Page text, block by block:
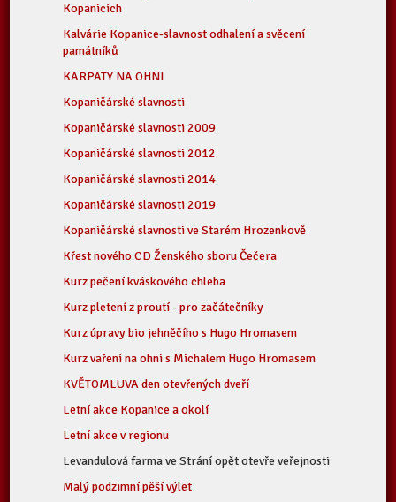
Kopanicích
Kalvárie Kopanice-slavnost odhalení a svěcení
památníků
KARPATY NA OHNI
Kopaničárské slavnosti
Kopaničárské slavnosti 2009
Kopaničárské slavnosti 2012
Kopaničárské slavnosti 2014
Kopaničárské slavnosti 2019
Kopaničárské slavnosti ve Starém Hrozenkově
Křest nového CD Ženského sboru Čečera
Kurz pečení kváskového chleba
Kurz pletení z proutí - pro začátečníky
Kurz úpravy bio jehněčího s Hugo Hromasem
Kurz vaření na ohni s Michalem Hugo Hromasem
KVĚTOMLUVA den otevřených dveří
Letní akce Kopanice a okolí
Letní akce v regionu
Levandulová farma ve Strání opět otevře veřejnosti
Malý podzimní pěší výlet